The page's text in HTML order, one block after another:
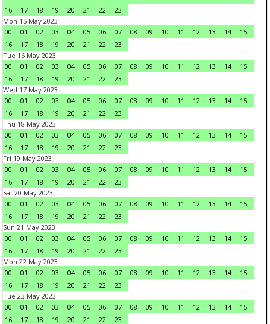
16
17 18 19 20 21 22
23
Mon 15 May 2023
00
01 02 03 04 05 06 07 08 09 10 11 12 13 14
15
16
17 18 19 20 21 22
23
Tue 16 May 2023
00
01 02 03 04 05 06 07 08 09 10 11 12 13 14
15
16
17 18 19 20 21 22
23
Wed 17 May 2023
00
01 02 03 04 05 06 07 08 09 10 11 12 13 14
15
16
17 18 19 20 21 22
23
Thu 18 May 2023
00
01 02 03 04 05 06 07 08 09 10 11 12 13 14
15
16
17 18 19 20 21 22
23
Fri 19 May 2023
00
01 02 03 04 05 06 07 08 09 10 11 12 13 14
15
16
17 18 19 20 21 22
23
Sat 20 May 2023
00
01 02 03 04 05 06 07 08 09 10 11 12 13 14
15
16
17 18 19 20 21 22
23
Sun 21 May 2023
00
01 02 03 04 05 06 07 08 09 10 11 12 13 14
15
16
17 18 19 20 21 22
23
Mon 22 May 2023
00
01 02 03 04 05 06 07 08 09 10 11 12 13 14
15
16
17 18 19 20 21 22
23
Tue 23 May 2023
00
01 02 03 04 05 06 07 08 09 10 11 12 13 14
15
16
17 18 19 20 21 22
23